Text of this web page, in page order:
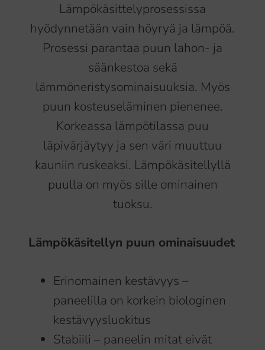
Lämpökäsittelyprosessissa
hyödynnetään vain höyryä ja lämpöä.
Prosessi parantaa puun lahon- ja
säänkestoa sekä
lämmöneristysominaisuuksia. Myös
puun kosteuseläminen pienenee.
Korkeassa lämpötilassa puu
läpivärjäytyy ja sen väri muuttuu
kauniin ruskeaksi. Lämpökäsitellyllä
puulla on myös sille ominainen
tuoksu.
Lämpökäsitellyn puun ominaisuudet
Erinomainen kestävyys –
paneelilla on korkein biologinen
kestävyysluokitus
Stabiili – paneelin mitat eivät